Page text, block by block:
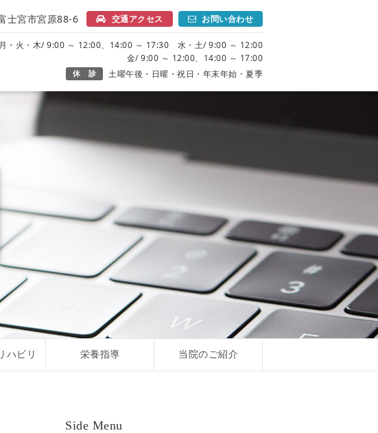
士宮市宮原88-6 交通アクセス お問い合わせ
月・火・木/ 9:00 ～ 12:00、14:00 ～ 17:30 水・土/ 9:00 ～ 12:00
金/ 9:00 ～ 12:00、14:00 ～ 17:00
休 診 土曜午後・日曜・祝日・年末年始・夏季
ハビリ 栄養指導 当院のご紹介
Side Menu